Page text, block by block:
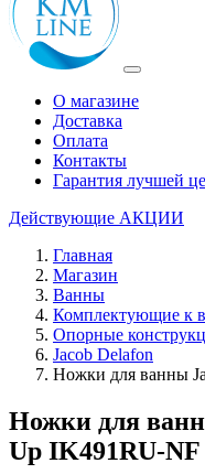
О магазине
Доставка
Оплата
Контакты
Гарантия лучшей
Действующие АКЦИИ
Главная
Магазин
Ванны
Комплектующие к
Опорные
Jacob Delafon
Ножки для ванны
Ножки для
Up IK491RU-NF